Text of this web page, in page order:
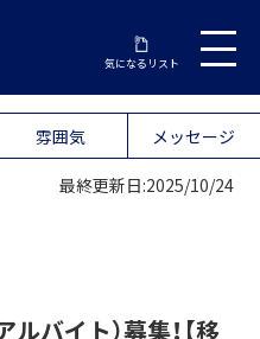
気になるリスト
雰囲気 メッセージ
最終更新日:2025/10/24
バイト）募集！【移